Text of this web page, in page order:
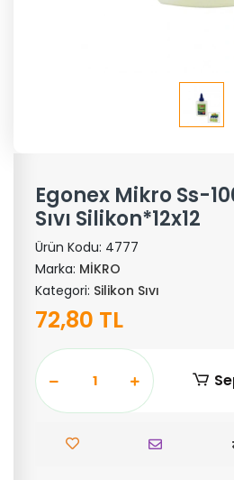
Egonex Mikro Ss-
Sıvı Silikon*12x12
Ürün Kodu: 4777
Marka: MİKRO
Kategori: Silikon Sıvı
72,80 TL